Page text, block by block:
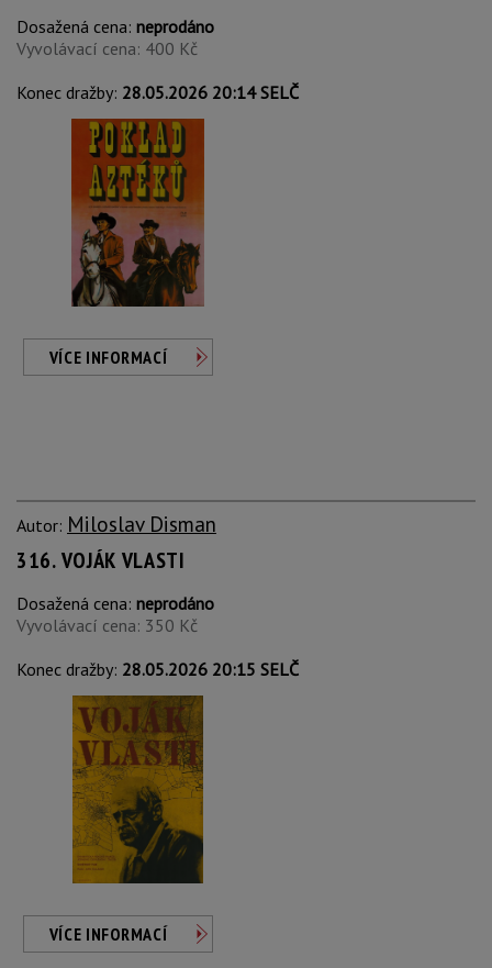
Dosažená cena: neprodáno
Vyvolávací cena: 400 Kč
Konec dražby: 28.05.2026 20:14 SELČ
VÍCE INFORMACÍ
Autor: Miloslav Disman
316. VOJÁK VLASTI
Dosažená cena: neprodáno
Vyvolávací cena: 350 Kč
Konec dražby: 28.05.2026 20:15 SELČ
VÍCE INFORMACÍ